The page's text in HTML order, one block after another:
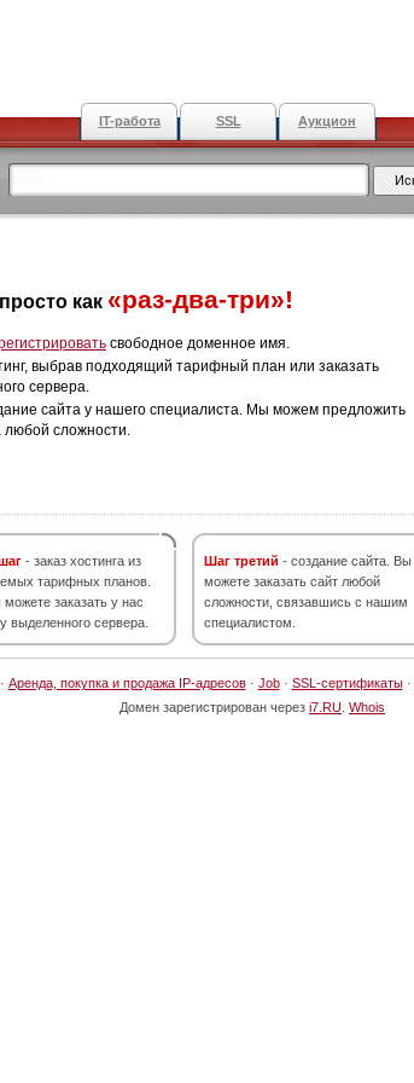
IT-работа SSL Аукцион
как «раз-два-три»!
свободное доменное имя.
выбрав подходящий тарифный план или заказать
сервера.
сайта у нашего специалиста. Мы можем предложить
любой сложности.
- заказ хостинга из
тарифных планов.
заказать у нас
выделенного сервера.
Шаг третий - создание сайта. Вы
можете заказать сайт любой
сложности, связавшись с нашим
специалистом.
Аренда, покупка и продажа IP-адресов· Job· SSL-сертификаты·
Домен зарегистрирован через i7.RU Whois